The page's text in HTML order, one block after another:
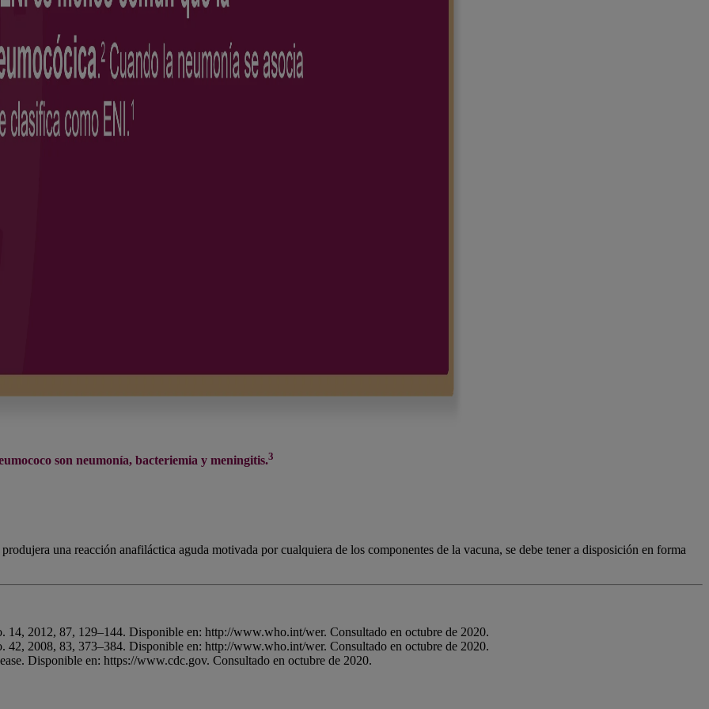
son neumonía, bacteriemia y meningitis.3
una reacción anafiláctica aguda motivada por cualquiera de los componentes de la vacuna, se debe tener a disposición en forma
2012, 87, 129–144. Disponible en: http://www.who.int/wer. Consultado en octubre de 2020.
2008, 83, 373–384. Disponible en: http://www.who.int/wer. Consultado en octubre de 2020.
Disponible en: https://www.cdc.gov. Consultado en octubre de 2020.